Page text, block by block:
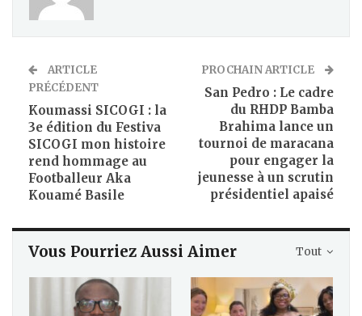
ARTICLE
PRÉCÉDENT
Koumassi SICOGI : la
3e édition du Festiva
SICOGI mon histoire
rend hommage au
Footballeur Aka
Kouamé Basile
PROCHAIN ARTICLE
San Pedro : Le cadre
du RHDP Bamba
Brahima lance un
tournoi de maracana
pour engager la
jeunesse à un scrutin
présidentiel apaisé
Tout
Vous Pourriez Aussi Aimer